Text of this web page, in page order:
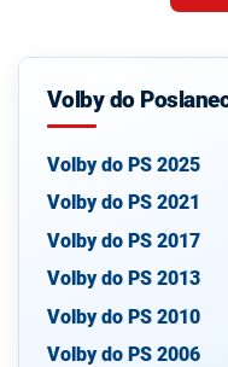
Volby do
Volby do PS 2025
Volby do PS 2021
Volby do PS 2017
Volby do PS 2013
Volby do PS 2010
Volby do PS 2006